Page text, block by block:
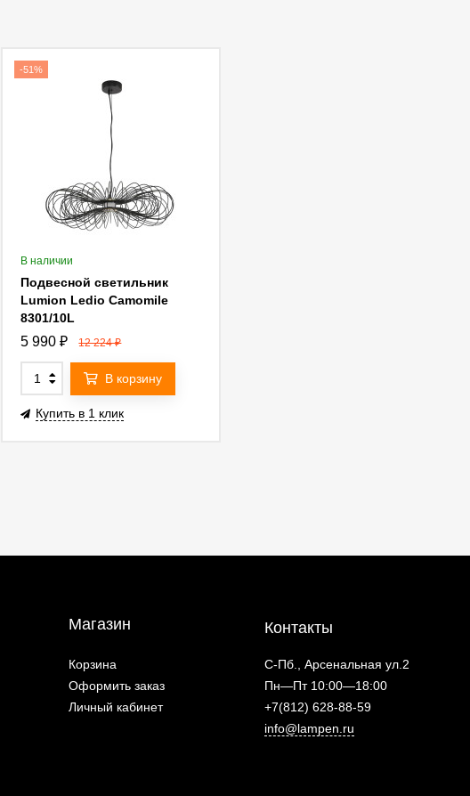
-51%
В наличии
Подвесной светильник
Lumion Ledio Camomile
8301/10L
5 990₽ 12 224₽
В корзину
Купить в 1 клик
Магазин
Корзина
Оформить заказ
Личный кабинет
Контакты
С-Пб., Арсенальная ул.2
Пн—Пт 10:00—18:00
+7(812) 628-88-59
info@lampen.ru